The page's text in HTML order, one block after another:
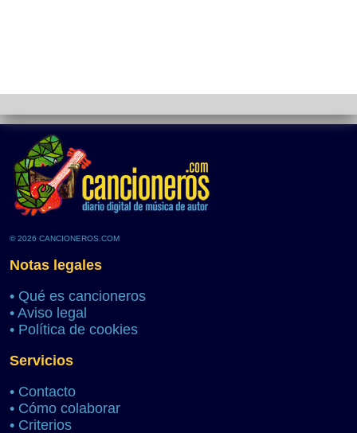
© 2026 CANCIONEROS.COM
Notas legales
• Qué es cancioneros
• Aviso legal
• Política de cookies
Servicios
• Contacto
• Cómo colaborar
• Criterios